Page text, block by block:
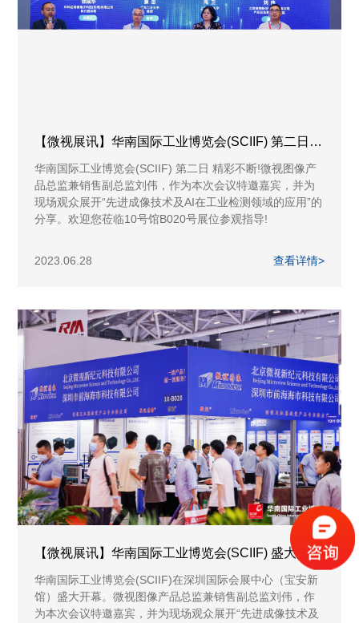
【微视展讯】华南国际工业博览会(SCIIF) 第二日 精彩不断
华南国际工业博览会(SCIIF) 第二日 精彩不断!微视图像产
品总监兼销售副总监刘伟，作为本次会议特邀嘉宾，并为
现场观众展开“先进成像技术及AI在工业检测领域的应用”的
分享。欢迎您莅临10号馆B020号展位参观指导!
查看详情>
2023.06.28
【微视展讯】华南国际工业博览会(SCIIF) 盛大开幕
华南国际工业博览会(SCIIF)在深圳国际会展中心（宝安新
馆）盛大开幕。微视图像产品总监兼销售副总监刘伟，作
为本次会议特邀嘉宾，并为现场观众展开“先进成像技术及